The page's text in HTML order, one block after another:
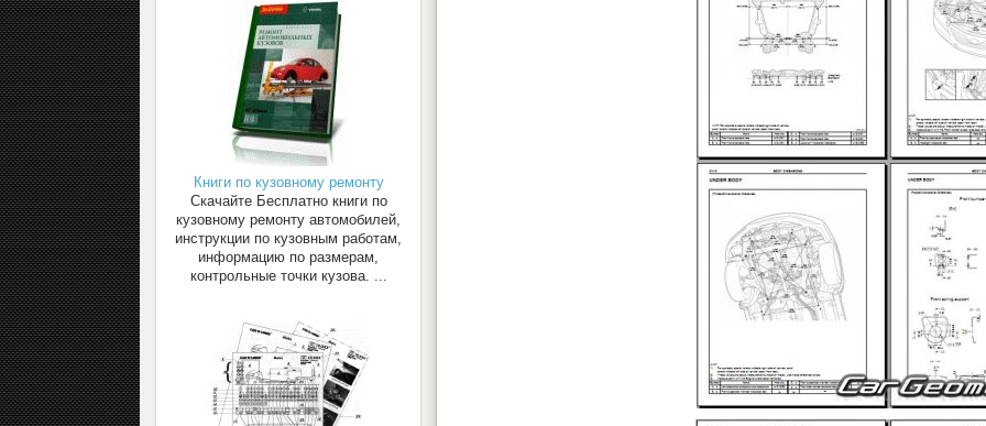
Книги по кузовному ремонту
Скачайте Бесплатно книги по
кузовному ремонту автомобилей,
инструкции по кузовным работам,
информацию по размерам,
контрольные точки кузова. ...